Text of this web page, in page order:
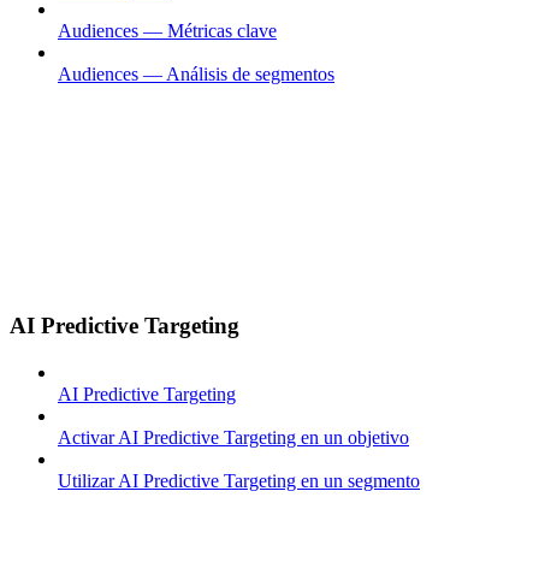
Audiences — Métricas clave
Audiences — Análisis de segmentos
AI Predictive Targeting
AI Predictive Targeting
Activar AI Predictive Targeting en un objetivo
Utilizar AI Predictive Targeting en un segmento